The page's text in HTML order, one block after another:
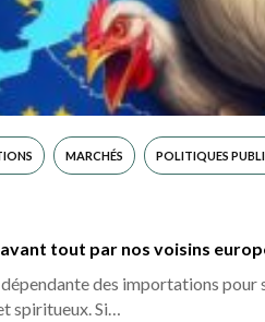
MARCHÉS POLITIQUES
tout par nos voisins
des importations
spiritueux. Si…